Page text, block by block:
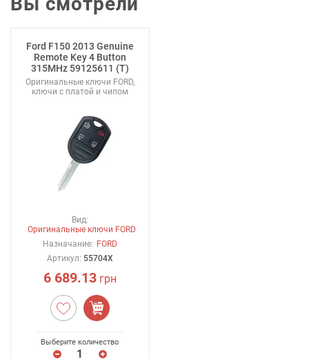
Ford F150 2013 Genuine
Remote Key 4 Button
315MHz 59125611 (T)
Оригинальные ключи FORD,
ключи с платой и чипом
Вид:
Оригинальные ключи FORD
Назначание: FORD
Артикул: 55704X
6 689.13грн
Выберите количество